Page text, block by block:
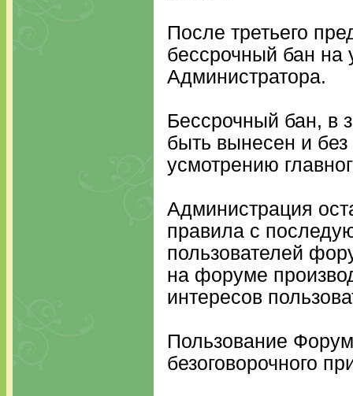
После третьего
бессрочный бан на
Администратора.
Бессрочный бан, в
быть вынесен и
усмотрению
Администрация
правила с
пользователей
на форуме
интересов
Пользование
безоговорочного